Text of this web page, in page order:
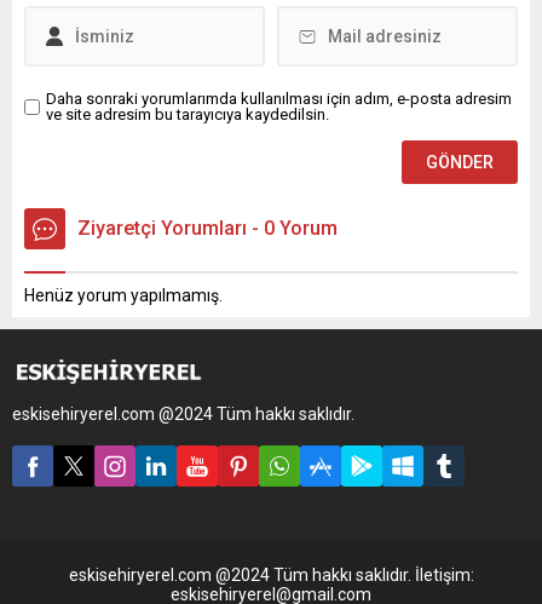
Daha sonraki yorumlarımda kullanılması için adım, e-posta adresim
ve site adresim bu tarayıcıya kaydedilsin.
Ziyaretçi Yorumları - 0 Yorum
Henüz yorum yapılmamış.
eskisehiryerel.com @2024 Tüm hakkı saklıdır.
eskisehiryerel.com @2024 Tüm hakkı saklıdır. İletişim:
eskisehiryerel@gmail.com